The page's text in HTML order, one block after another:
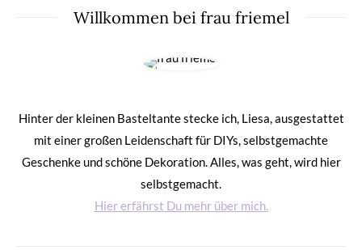
Willkommen bei frau friemel
Hinter der kleinen Basteltante stecke ich, Liesa, ausgestattet
mit einer großen Leidenschaft für DIYs, selbstgemachte
Geschenke und schöne Dekoration. Alles, was geht, wird hier
selbstgemacht.
Hier erfährst Du mehr über mich.